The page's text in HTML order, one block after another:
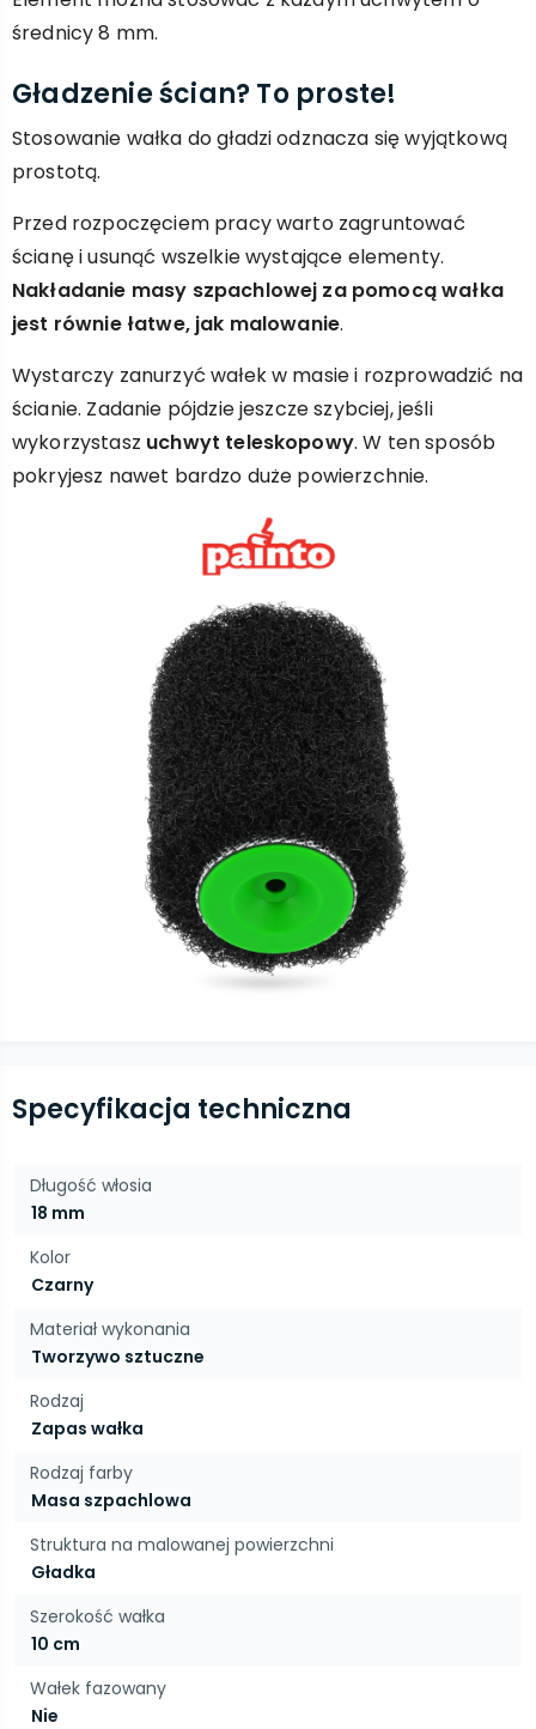
średnicy 8 mm.
Gładzenie ścian? To proste!
Stosowanie wałka do gładzi odznacza się wyjątkową
prostotą.
Przed rozpoczęciem pracy warto zagruntować
ścianę i usunąć wszelkie wystające elementy.
Nakładanie masy szpachlowej za pomocą wałka
jest równie łatwe, jak malowanie.
Wystarczy zanurzyć wałek w masie i rozprowadzić na
ścianie. Zadanie pójdzie jeszcze szybciej, jeśli
wykorzystasz uchwyt teleskopowy. W ten sposób
pokryjesz nawet bardzo duże powierzchnie.
Specyfikacja techniczna
Długość włosia
18 mm
Kolor
Czarny
Materiał wykonania
Tworzywo sztuczne
Rodzaj
Zapas wałka
Rodzaj farby
Masa szpachlowa
Struktura na malowanej powierzchni
Gładka
Szerokość wałka
10 cm
Wałek fazowany
Nie